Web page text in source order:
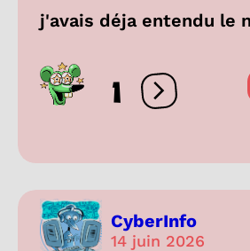
j'avais déja entendu le
1 Ouvrir les
CyberInfo
14 juin 2026